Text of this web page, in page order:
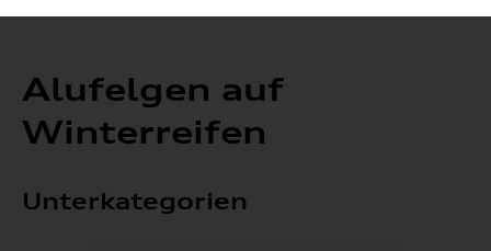
Alufelgen auf
Winterreifen
Unterkategorien